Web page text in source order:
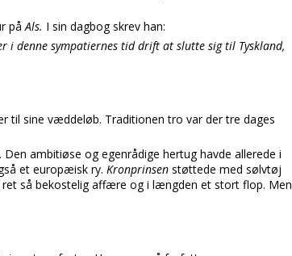
påAls. I sin dagbog skrev han:
i denne sympatiernes tid drift at slutte sig til Tyskland,
til sine væddeløb. Traditionen tro var der tre dages
ambitiøse og egenrådige hertug havde allerede i
et europæisk ry. Kronprinsen støttede med sølvtøj
så bekostelig affære og i længden et stort flop. Men